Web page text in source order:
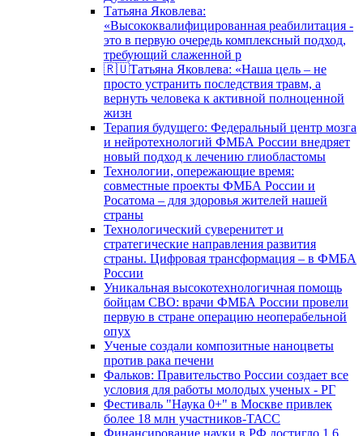
Татьяна Яковлева:
«Высококвалифицированная реабилитация -
это в первую очередь комплексный подход,
требующий слаженной р
🇷🇺Татьяна Яковлева: «Наша цель – не
просто устранить последствия травм, а
вернуть человека к активной полноценной
жизн
Терапия будущего: Федеральный центр мозга
и нейротехнологий ФМБА России внедряет
новый подход к лечению глиобластомы
Технологии, опережающие время:
совместные проекты ФМБА России и
Росатома – для здоровья жителей нашей
страны
Технологический суверенитет и
стратегические направления развития
страны. Цифровая трансформация – в ФМБА
России
Уникальная высокотехнологичная помощь
бойцам СВО: врачи ФМБА России провели
первую в стране операцию неоперабельной
опух
Ученые создали композитные наноцветы
против рака печени
Фальков: Правительство России создает все
условия для работы молодых ученых - РГ
Фестиваль "Наука 0+" в Москве привлек
более 18 млн участников-ТАСС
Финансирование науки в РФ достигло 1,6